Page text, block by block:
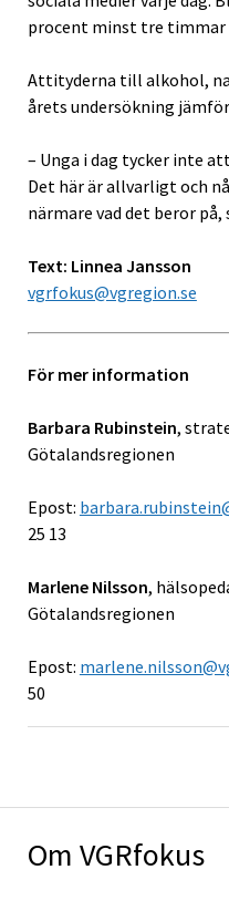
Om VGRfokus
procent minst tre timmar
Attityderna till alkohol,
årets undersökning
– Unga i dag tycker inte
Det här är allvarligt och
närmare vad det beror på,
Text: Linnea Jansson
vgrfokus@vgregion.se
För mer information
Barbara Rubinstein,
Götalandsregionen
Epost:
25 13
Marlene Nilsson,
Götalandsregionen
Epost:
50